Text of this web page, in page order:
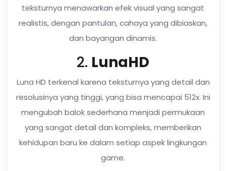
teksturnya menawarkan efek visual yang sangat
realistis, dengan pantulan, cahaya yang dibiaskan,
dan bayangan dinamis.
2. LunaHD
Luna HD terkenal karena teksturnya yang detail dan
resolusinya yang tinggi, yang bisa mencapai 512x. Ini
mengubah balok sederhana menjadi permukaan
yang sangat detail dan kompleks, memberikan
kehidupan baru ke dalam setiap aspek lingkungan
game.